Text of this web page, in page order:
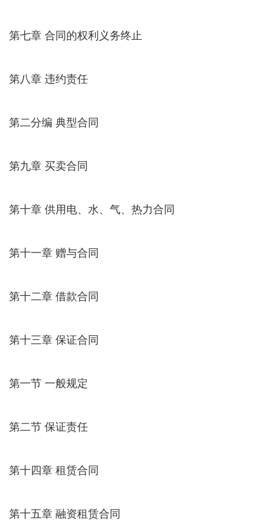
第七章 合同的权利义务终止
第八章 违约责任
第二分编 典型合同
第九章 买卖合同
第十章 供用电、水、气、热力合同
第十一章 赠与合同
第十二章 借款合同
第十三章 保证合同
第一节 一般规定
第二节 保证责任
第十四章 租赁合同
第十五章 融资租赁合同